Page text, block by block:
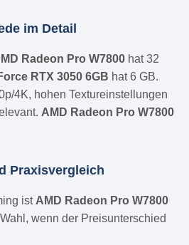
im Detail
Radeon Pro W7800 hat 32
RTX 3050 6GB hat 6 GB.
4K, hohen Textureinstellungen
AMD Radeon Pro W7800
Praxisvergleich
ist AMD Radeon Pro W7800
wenn der Preisunterschied